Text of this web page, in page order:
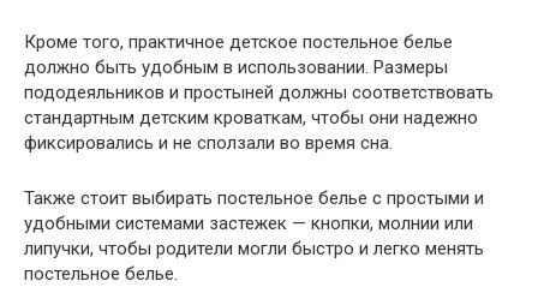
Кроме того, практичное детское постельное белье
должно быть удобным в использовании. Размеры
пододеяльников и простыней должны соответствовать
стандартным детским кроваткам, чтобы они надежно
фиксировались и не сползали во время сна.
Также стоит выбирать постельное белье с простыми и
удобными системами застежек — кнопки, молнии или
липучки, чтобы родители могли быстро и легко менять
постельное белье.